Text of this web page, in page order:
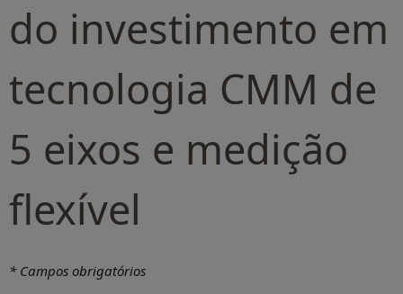
do investimento em
tecnologia CMM de
5 eixos e medição
flexível
* Campos obrigatórios